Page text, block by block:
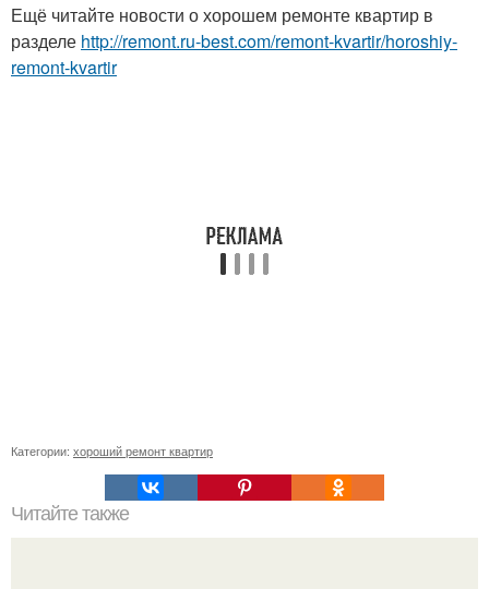
Ещё читайте новости о хорошем ремонте квартир в
разделе http://remont.ru-best.com/remont-kvartir/horoshiy-
remont-kvartir
Категории: хороший ремонт квартир
Читайте также